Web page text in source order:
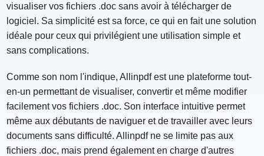
visualiser vos fichiers .doc sans avoir à télécharger de
logiciel. Sa simplicité est sa force, ce qui en fait une solution
idéale pour ceux qui privilégient une utilisation simple et
sans complications.
Comme son nom l'indique, Allinpdf est une plateforme tout-
en-un permettant de visualiser, convertir et même modifier
facilement vos fichiers .doc. Son interface intuitive permet
même aux débutants de naviguer et de travailler avec leurs
documents sans difficulté. Allinpdf ne se limite pas aux
fichiers .doc, mais prend également en charge d'autres